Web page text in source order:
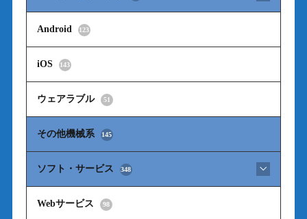
Android 123
iOS 143
ウェアラブル 51
その他機械系 145
ソフト・サービス 348
Webサービス 98